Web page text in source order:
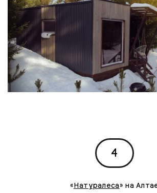
4
«Натуралеса» на